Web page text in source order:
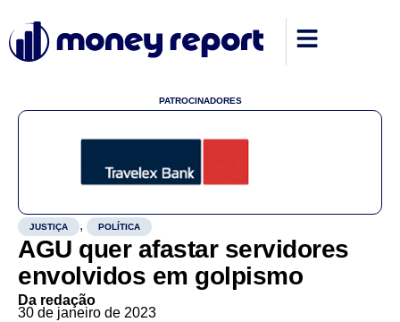
PATROCINADORES
JUSTIÇA , POLÍTICA
AGU quer afastar servidores
envolvidos em golpismo
Da redação
30 de janeiro de 2023